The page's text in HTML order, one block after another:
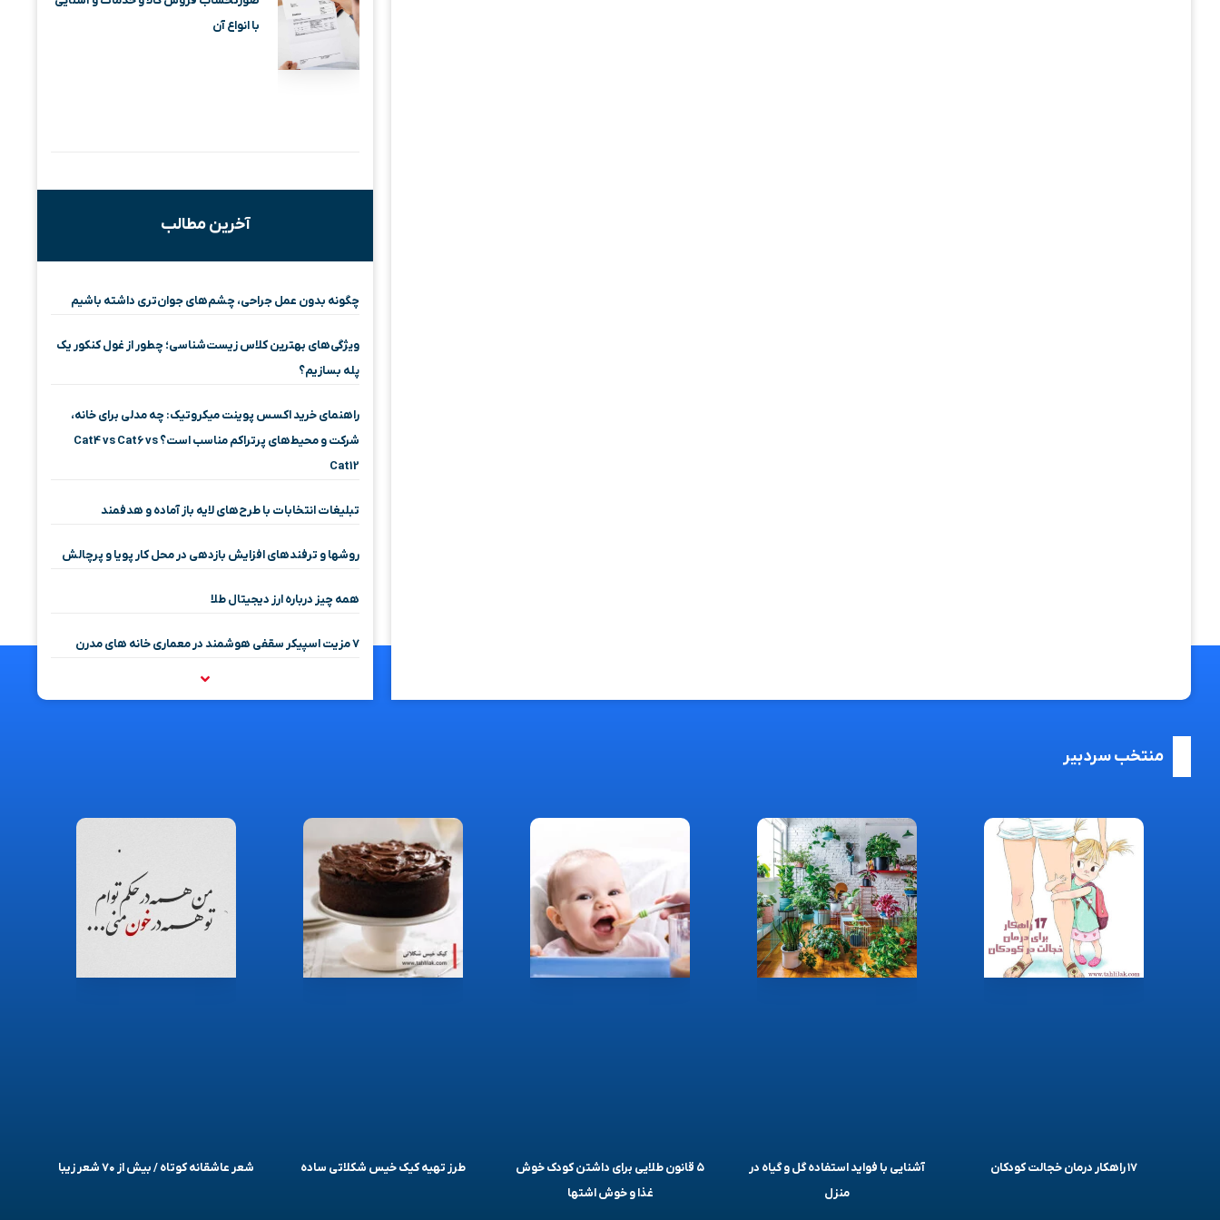
با انواع آن
آخرین مطالب
چگونه بدون عمل جراحی، چشم‌های جوان‌تری داشته باشیم
ویژگی‌های بهترین کلاس زیست‌شناسی؛ چطور از غول کنکور یک
پله بسازیم؟
راهنمای خرید اکسس پوینت میکروتیک: چه مدلی برای خانه،
شرکت و محیط‌های پرتراکم مناسب است؟ Cat4 vs Cat6 vs
Cat12
تبلیغات انتخابات با طرح‌های لایه باز آماده و هدفمند
روشها و ترفندهای افزایش بازدهی در محل کار پویا و پرچالش
همه چیز درباره ارز دیجیتال طلا
۷ مزیت اسپیکر سقفی هوشمند در معماری خانه‌ های مدرن
منتخب سردبیر
۱۷ راهکار درمان خجالت کودکان
آشنایی با فواید استفاده گل و گیاه در
منزل
۵ قانون طلایی برای داشتن کودک خوش
غذا و خوش اشتها
طرز تهیه کیک خیس شکلاتی ساده شعر عاشقانه کوتاه / بیش از ۷۰ شعر زیبا